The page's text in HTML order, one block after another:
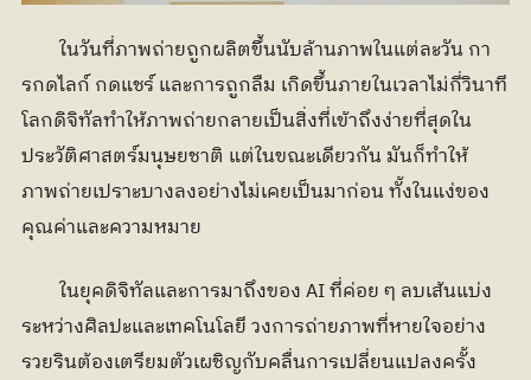
รกดไลก์ กดแชร์ และการถูกลืม เกิดขึ้นภายในเวลาไม่กี่วินาที
โลกดิจิทัลทำให้ภาพถ่ายกลายเป็นสิ่งที่เข้าถึงง่ายที่สุดใน
ประวัติศาสตร์มนุษยชาติ แต่ในขณะเดียวกัน มันก็ทำให้
ภาพถ่ายเปราะบางลงอย่างไม่เคยเป็นมาก่อน ทั้งในแง่ของ
คุณค่าและความหมาย
ระหว่างศิลปะและเทคโนโลยี วงการถ่ายภาพที่หายใจอย่าง
รวยรินต้องเตรียมตัวเผชิญกับคลื่นการเปลี่ยนแปลงครั้ง